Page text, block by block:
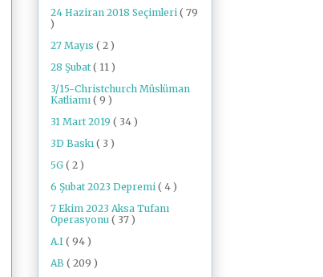
24 Haziran 2018 Seçimleri ( 79
)
27 Mayıs ( 2 )
28 Şubat ( 11 )
3/15-Christchurch Müslüman
Katliamı ( 9 )
31 Mart 2019 ( 34 )
3D Baskı ( 3 )
5G ( 2 )
6 Şubat 2023 Depremi ( 4 )
7 Ekim 2023 Aksa Tufanı
Operasyonu ( 37 )
A.I ( 94 )
AB ( 209 )